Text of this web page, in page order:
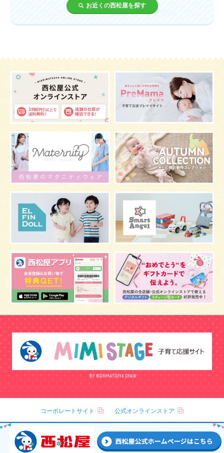
あせも 汗 エアコン
適切温度 帽子 授乳 チャイルドシート
ベビー服 小学生 家族写真 産休 お昼寝
改善 枕 メニュー
グッズ お七夜 お宮参り 初節句
肌 抱っこ スキンケア お肌
マタニティウェア おしゃぶり 絵本 肌着
夜間断乳 お風呂 嫌がる うんち 髪の毛
視力 虫よけ
骨盤ベルトの基礎知識 骨盤ベルトの効果 栄養素
保存 マスク 予防
骨盤ベルトの注意点 感染症 双子
しこり おっぱい 水着 安全対策 おすすめ
マザーバッグ 予防注射 幼児期 アレルギー
反抗期 双胎妊娠 便秘 うなぎ 乳幼児
抜け毛 おしゃれ 目 風邪
陣痛バッグ
インプランテーションディップ クーイング おねしょ
歯科検診 乳がん 1歳～1歳半 室温 骨盤矯正
お近くの西松屋を探す
コーポレートサイト 公式オンラインストア